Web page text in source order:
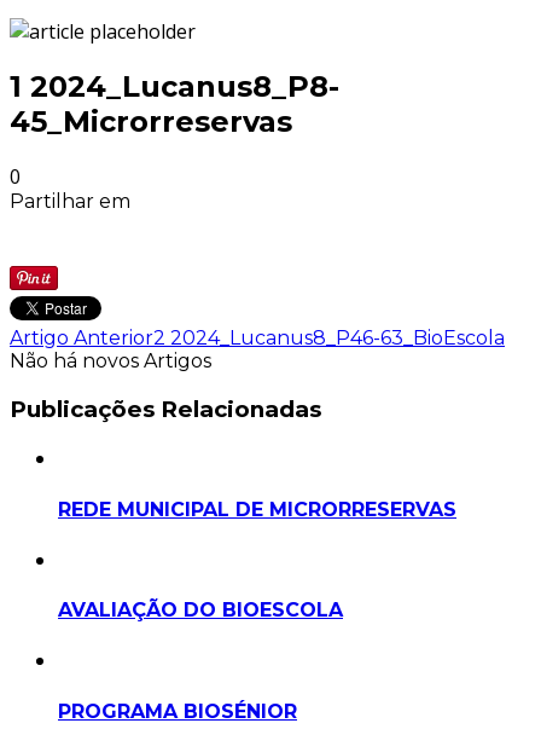
1 2024_Lucanus8_P8-
45_Microrreservas
0
Partilhar em
Artigo Anterior2 2024_Lucanus8_P46-63_BioEscola
Não há novos Artigos
Publicações Relacionadas
REDE MUNICIPAL DE MICRORRESERVAS
AVALIAÇÃO DO BIOESCOLA
PROGRAMA BIOSÉNIOR